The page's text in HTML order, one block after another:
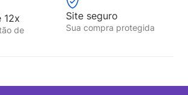
12x
de
Site seguro
Sua compra protegida